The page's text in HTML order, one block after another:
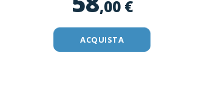
,00 €
ACQUISTA